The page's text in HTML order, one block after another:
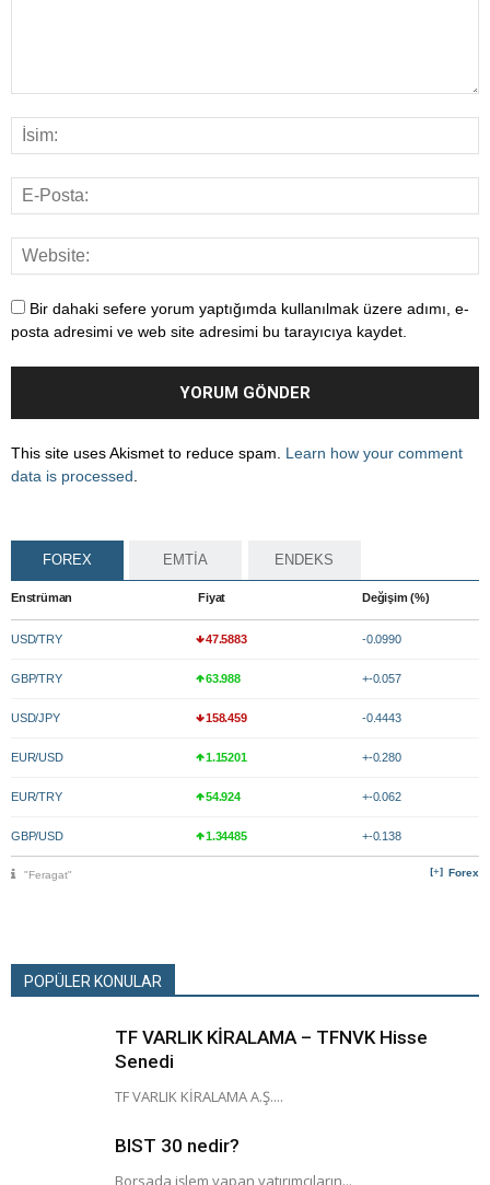
Bir dahaki sefere yorum yaptığımda kullanılmak üzere adımı, e-
posta adresimi ve web site adresimi bu tarayıcıya kaydet.
This site uses Akismet to reduce spam. Learn how your comment
data is processed
FOREX EMTİA ENDEKS
Enstrüman Fiyat Değişim (%)
USD/TRY 47.5883 -0.0990
GBP/TRY 63.988 +-0.057
USD/JPY 158.459 -0.4443
EUR/USD 1.15201 +-0.280
EUR/TRY 54.924 +-0.062
GBP/USD 1.34485 +-0.138
Forex
"Feragat"
POPÜLER KONULAR
TF VARLIK KİRALAMA – TFNVK Hisse
Senedi
TF VARLIK KİRALAMA A.Ş....
BIST 30 nedir?
Borsada işlem yapan yatırımcıların...